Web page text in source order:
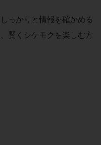
っかりと情報を確かめる
賢くシケモクを楽しむ方